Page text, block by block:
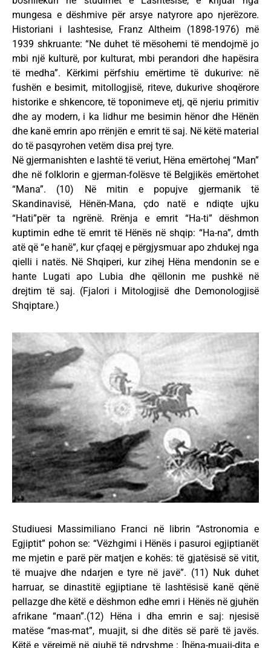
mungesa e dëshmive për arsye natyrore apo njerëzore.
Historiani i lashtesise, Franz Altheim (1898-1976) më
1939 shkruante: “Ne duhet të mësohemi të mendojmë jo
mbi një kulturë, por kulturat, mbi perandori dhe hapësira
të medha”. Kërkimi përfshiu emërtime të dukurive: në
fushën e besimit, mitollogjisë, riteve, dukurive shoqërore
historike e shkencore, të toponimeve etj, që njeriu primitiv
dhe ay modern, i ka lidhur me besimin hënor dhe Hënën
dhe kanë emrin apo rrënjën e emrit të saj. Në këtë material
do të pasqyrohen vetëm disa prej tyre.
Në gjermanishten e lashtë të veriut, Hëna emërtohej “Man”
dhe në folklorin e gjerman-folësve të Belgjikës emërtohet
“Mana”. (10) Në mitin e popujve gjermanik të
Skandinavisë, Hënën-Mana, çdo natë e ndiqte ujku
“Hati”për ta ngrënë. Rrënja e emrit “Ha-ti” dëshmon
kuptimin edhe të emrit të Hënës në shqip: “Ha-na”, dmth
atë që “e hanë”, kur çfaqej e përgjysmuar apo zhdukej nga
qielli i natës. Në Shqiperi, kur zihej Hëna mendonin se e
hante Lugati apo Lubia dhe qëllonin me pushkë në
drejtim të saj. (Fjalori i Mitologjisë dhe Demonologjisë
Shqiptare.)
Studiuesi Massimiliano Franci në librin “Astronomia e
Egjiptit” pohon se: “Vëzhgimi i Hënës i pasuroi egjiptianët
me mjetin e parë për matjen e kohës: të gjatësisë së vitit,
të muajve dhe ndarjen e tyre në javë”. (11) Nuk duhet
harruar, se dinastitë egjiptiane të lashtësisë kanë qënë
pellazge dhe këtë e dëshmon edhe emri i Hënës në gjuhën
afrikane “maan”.(12) Hëna i dha emrin e saj: njesisë
matëse “mas-mat”, muajit, si dhe ditës së parë të javës.
Këtë e vërejmë në gjuhë të ndryshme : [hëna-muaji-dita e